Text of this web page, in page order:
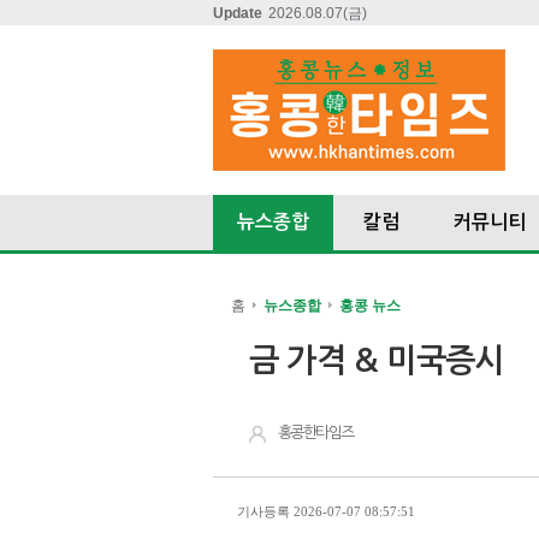
Update 2026.08.07(금)
뉴스종합 칼럼 커뮤니티
홈 뉴스종합 홍콩 뉴스
금 가격 & 미국증시
홍콩한타임즈
기사등록 2026-07-07 08:57:51